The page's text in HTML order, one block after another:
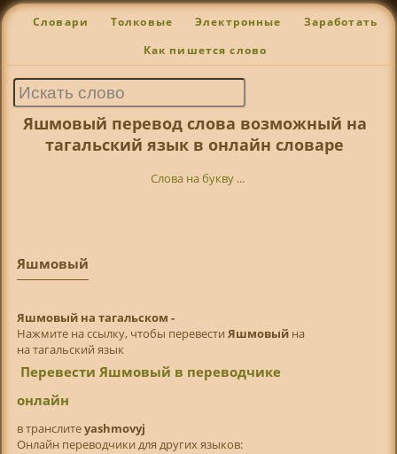
Словари Толковые Электронные Заработать
Как пишется слово
Яшмовый перевод слова возможный на
тагальский язык в онлайн словаре
Слова на букву ...
Яшмовый
Яшмовый на тагальском -
Нажмите на ссылку, чтобы перевести Яшмовыйна
на тагальский язык
Перевести Яшмовый в переводчике
онлайн
в транслитeyashmovyj
Онлайн переводчики для других языков: